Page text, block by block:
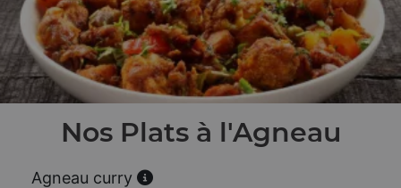
Nos Plats à l'Agneau
Agneau curry